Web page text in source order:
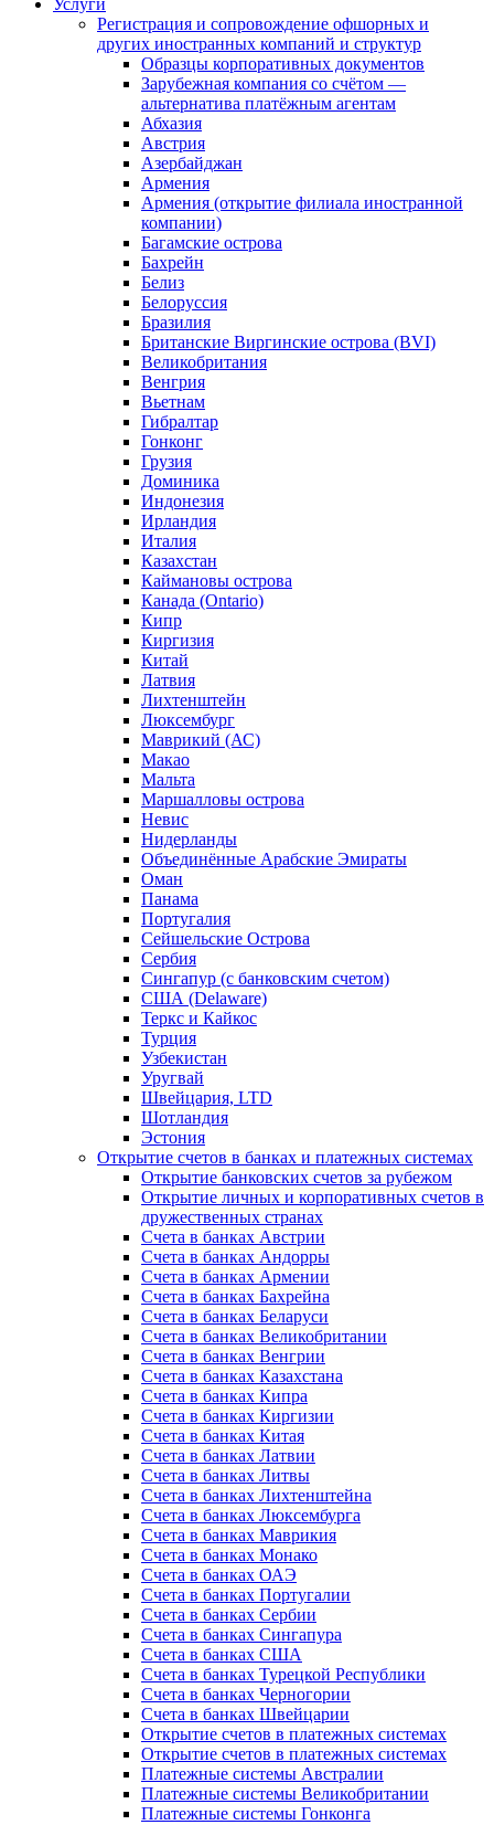
Услуги
Регистрация и сопровождение офшорных и
других иностранных компаний и структур
Образцы корпоративных документов
Зарубежная компания со счётом —
альтернатива платёжным агентам
Абхазия
Австрия
Азербайджан
Армения
Армения (открытие филиала иностранной
компании)
Багамские острова
Бахрейн
Белиз
Белоруссия
Бразилия
Британские Виргинские острова (BVI)
Великобритания
Венгрия
Вьетнам
Гибралтар
Гонконг
Грузия
Доминика
Индонезия
Ирландия
Италия
Казахстан
Каймановы острова
Канада (Ontario)
Кипр
Киргизия
Китай
Латвия
Лихтенштейн
Люксембург
Маврикий (АС)
Макао
Мальта
Маршалловы острова
Нeвис
Нидерланды
Объединённые Арабские Эмираты
Оман
Панама
Португалия
Сейшельские Острова
Сербия
Сингапур (c банковским счетом)
США (Delaware)
Теркс и Кайкос
Турция
Узбекистан
Уругвай
Швейцария, LTD
Шотландия
Эстония
Открытие счетов в банках и платежных системах
Открытие банковских счетов за рубежом
Открытие личных и корпоративных счетов в
дружественных странах
Счета в банках Австрии
Счета в банках Андорры
Счета в банках Армении
Счета в банках Бахрейна
Счета в банках Беларуси
Счета в банках Великобритании
Счета в банках Венгрии
Счета в банках Казахстана
Счета в банках Кипра
Счета в банках Киргизии
Счета в банках Китая
Счета в банках Латвии
Счета в банках Литвы
Счета в банках Лихтенштейна
Счета в банках Люксембурга
Счета в банках Маврикия
Счета в банках Монако
Счета в банках ОАЭ
Счета в банках Португалии
Счета в банках Сербии
Счета в банках Сингапура
Счета в банках США
Счета в банках Турецкой Республики
Счета в банках Черногории
Счета в банках Швейцарии
Открытие счетов в платежных системах
Открытие счетов в платежных системах
Платежные системы Австралии
Платежные системы Великобритании
Платежные системы Гонконга